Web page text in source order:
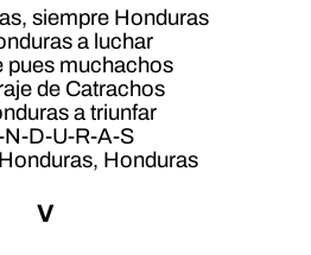
siempre Honduras
a luchar
pues muchachos
de Catrachos
a triunfar
N-D-U-R-A-S
Honduras
V